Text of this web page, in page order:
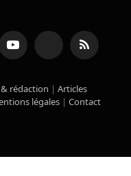
YouTube TikTok RSS
rédaction | Articles
légales | Contact